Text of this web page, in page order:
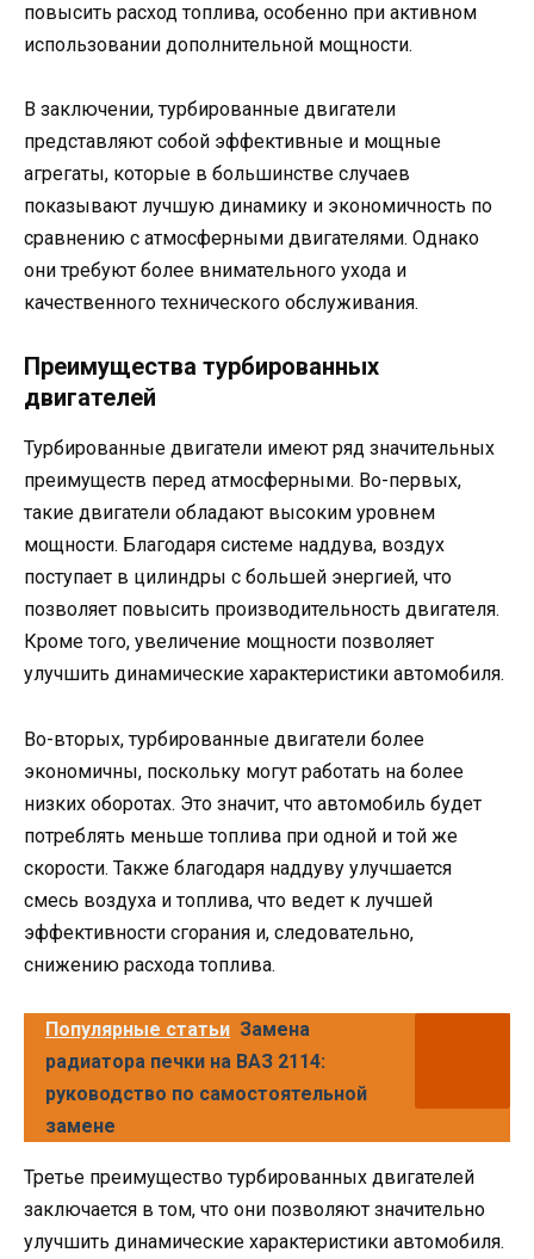
повысить расход топлива, особенно при активном
использовании дополнительной мощности.
В заключении, турбированные двигатели
представляют собой эффективные и мощные
агрегаты, которые в большинстве случаев
показывают лучшую динамику и экономичность по
сравнению с атмосферными двигателями. Однако
они требуют более внимательного ухода и
качественного технического обслуживания.
Преимущества турбированных
двигателей
Турбированные двигатели имеют ряд значительных
преимуществ перед атмосферными. Во-первых,
такие двигатели обладают высоким уровнем
мощности. Благодаря системе наддува, воздух
поступает в цилиндры с большей энергией, что
позволяет повысить производительность двигателя.
Кроме того, увеличение мощности позволяет
улучшить динамические характеристики автомобиля.
Во-вторых, турбированные двигатели более
экономичны, поскольку могут работать на более
низких оборотах. Это значит, что автомобиль будет
потреблять меньше топлива при одной и той же
скорости. Также благодаря наддуву улучшается
смесь воздуха и топлива, что ведет к лучшей
эффективности сгорания и, следовательно,
снижению расхода топлива.
Популярные статьи Замена
радиатора печки на ВАЗ 2114:
руководство по самостоятельной
замене
Третье преимущество турбированных двигателей
заключается в том, что они позволяют значительно
улучшить динамические характеристики автомобиля.